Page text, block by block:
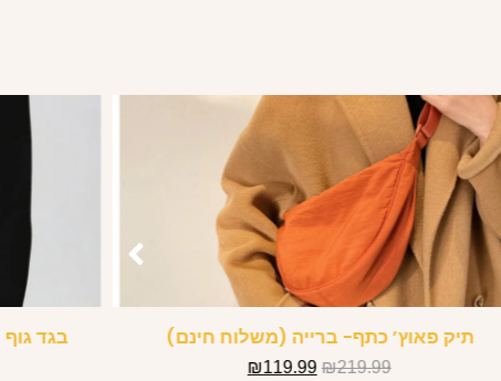
תיק פאוץ’ כתף- ברייה (משלוח חינם)
₪219.99
₪119.99
בגד